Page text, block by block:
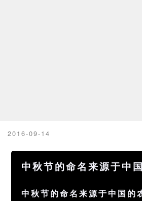
2016-09-14
中秋节的命名来源于中
中秋节的命名来源于中国的